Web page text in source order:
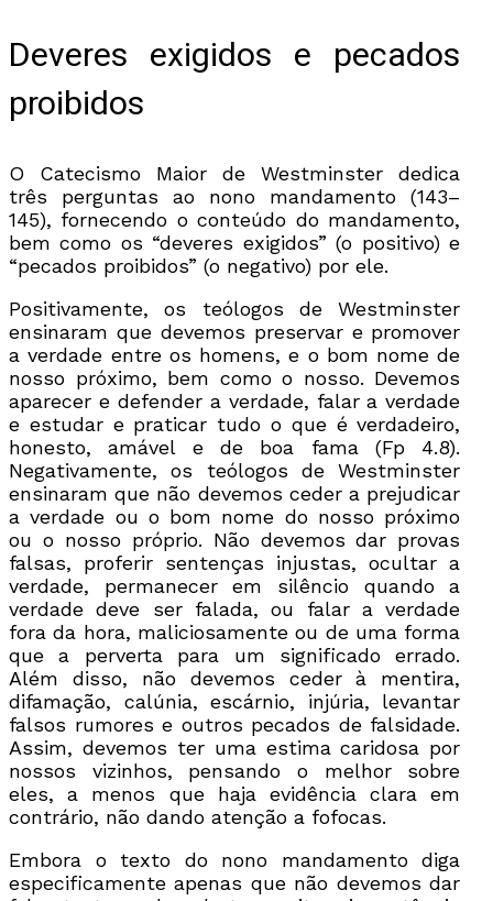
Deveres exigidos e pecados
proibidos
O Catecismo Maior de Westminster dedica
três perguntas ao nono mandamento (143–
145), fornecendo o conteúdo do mandamento,
bem como os “deveres exigidos” (o positivo) e
“pecados proibidos” (o negativo) por ele.
Positivamente, os teólogos de Westminster
ensinaram que devemos preservar e promover
a verdade entre os homens, e o bom nome de
nosso próximo, bem como o nosso. Devemos
aparecer e defender a verdade, falar a verdade
e estudar e praticar tudo o que é verdadeiro,
honesto, amável e de boa fama (Fp 4.8).
Negativamente, os teólogos de Westminster
ensinaram que não devemos ceder a prejudicar
a verdade ou o bom nome do nosso próximo
ou o nosso próprio. Não devemos dar provas
falsas, proferir sentenças injustas, ocultar a
verdade, permanecer em silêncio quando a
verdade deve ser falada, ou falar a verdade
fora da hora, maliciosamente ou de uma forma
que a perverta para um significado errado.
Além disso, não devemos ceder à mentira,
difamação, calúnia, escárnio, injúria, levantar
falsos rumores e outros pecados de falsidade.
Assim, devemos ter uma estima caridosa por
nossos vizinhos, pensando o melhor sobre
eles, a menos que haja evidência clara em
contrário, não dando atenção a fofocas.
Embora o texto do nono mandamento diga
especificamente apenas que não devemos dar